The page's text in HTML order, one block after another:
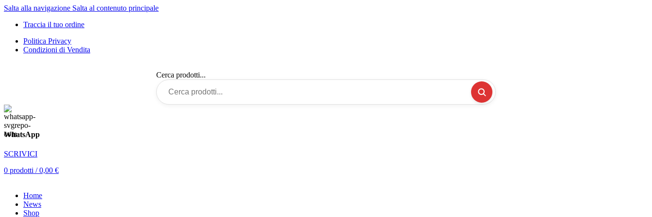
Salta alla navigazione Salta al contenuto principale
Traccia il tuo ordine
Politica Privacy
Condizioni di Vendita
Cerca prodotti...
WhatsApp
SCRIVICI
0 prodotti / 0,00 €
Home
News
Shop